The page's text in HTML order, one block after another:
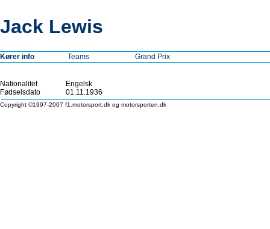
Jack Lewis
Kører info Teams Grand Prix
Nationalitet
Engelsk
Fødselsdato
01.11.1936
Copyright ©1997-2007 f1.motorsport.dk og motorsporten.dk